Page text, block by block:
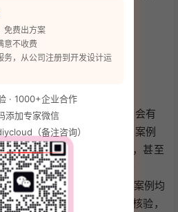
用上app，抢占市场先机。
假数据，要求实地核验
最好标准，靠谱的开发公司会有
假宣传。选择时，不要只看案例
案例的app链接、后台数据，甚至
作体验。一秒互联累计服务
饮、教育等10+行业，所有案例均
接、后台数据，支持实地核验，
免费出方案
意不收费
务，从公司注册到开发设计运
· 1000+企业合作
添加专家微信
（备注咨询）